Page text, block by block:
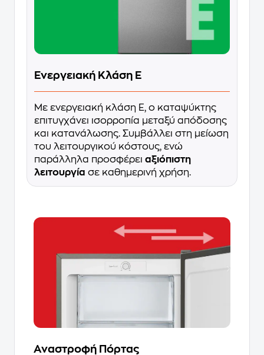
Ενεργειακή Κλάση E
Με ενεργειακή κλάση E, ο καταψύκτης
επιτυγχάνει ισορροπία μεταξύ απόδοσης
και κατανάλωσης. Συμβάλλει στη μείωση
του λειτουργικού κόστους, ενώ
παράλληλα προσφέρει αξιόπιστη
λειτουργία σε καθημερινή χρήση.
Αναστροφή Πόρτας